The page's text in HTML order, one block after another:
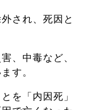
され、死因と
、中毒など、
す。
を「内因死」